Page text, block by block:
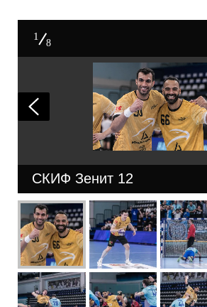
1
8
СКИФ Зенит 12